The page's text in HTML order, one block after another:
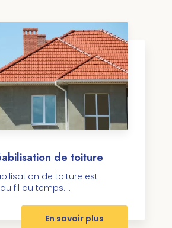
de toiture
de toiture est
fil du temps....
En savoir plus